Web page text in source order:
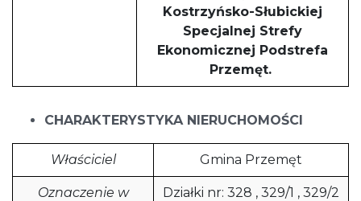
Kostrzyńsko-Słubickiej
Specjalnej Strefy
Ekonomicznej Podstrefa
Przemęt.
CHARAKTERYSTYKA NIERUCHOMOŚCI
Właściciel Gmina Przemęt
Oznaczenie w
Działki nr: 328 , 329/1 , 329/2